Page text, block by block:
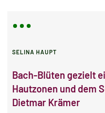
SELINA HAUPT
Bach-Blüten gezielt
Hautzonen und dem
Dietmar Krämer